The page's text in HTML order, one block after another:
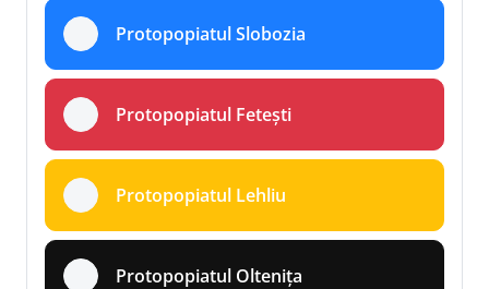
Protopopiatul Slobozia
Protopopiatul Fetești
Protopopiatul Lehliu
Protopopiatul Oltenița